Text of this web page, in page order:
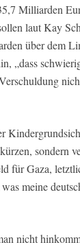
Milliarden
laut Kay
über dem
„dass
sondern
für Gaza,
meine
nicht